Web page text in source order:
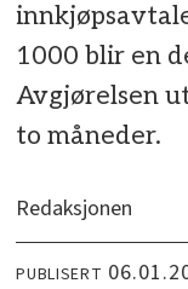
1000 blir en
Avgjørelsen
to måneder.
Redaksjonen
PUBLISERT